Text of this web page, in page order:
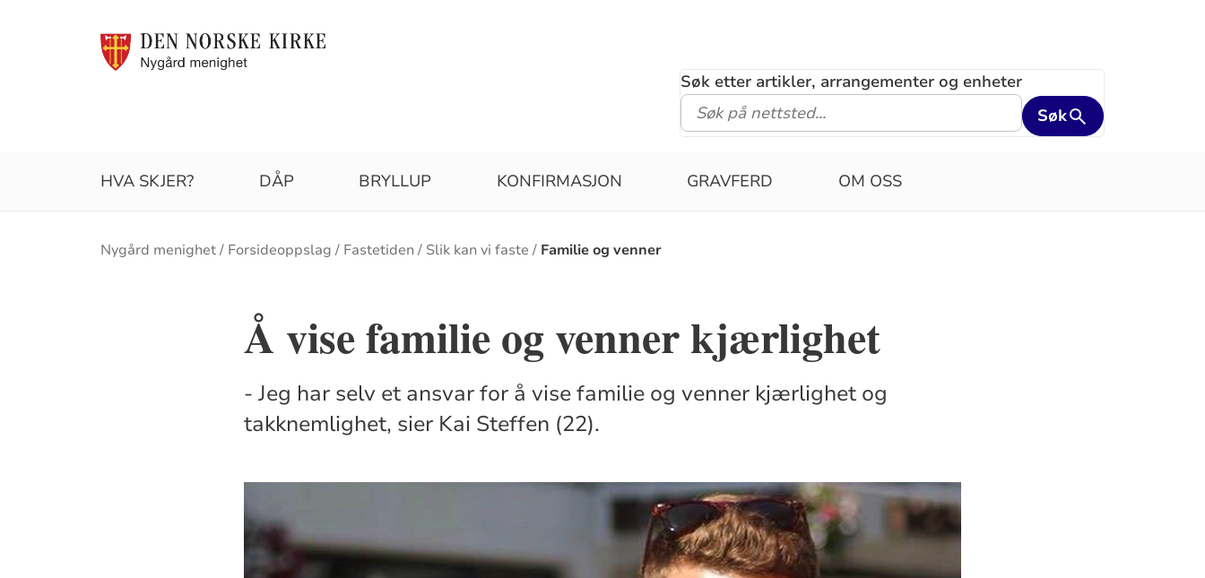
Søk etter artikler, arrangementer og enheter
Søk
HVA SKJER? DÅP BRYLLUP KONFIRMASJON GRAVFERD OM OSS
Brødsmulesti
Nygård menighet Forsideoppslag Fastetiden Slik kan vi faste Familie og venner
Å vise familie og venner kjærlighet
- Jeg har selv et ansvar for å vise familie og venner kjærlighet og
takknemlighet, sier Kai Steffen (22).